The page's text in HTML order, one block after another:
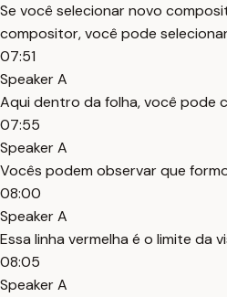
Se você selecionar novo
compositor, você pode
07:51
Speaker A
Aqui dentro da folha, você pode
07:55
Speaker A
Vocês podem observar que
08:00
Speaker A
Essa linha vermelha é o limite da
08:05
Speaker A